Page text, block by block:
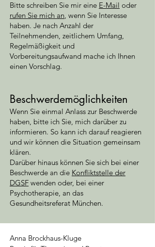
Bitte schreiben Sie mir eine E-Mail oder
rufen Sie mich an, wenn Sie Interesse
haben. Je nach Anzahl der
Teilnehmenden, zeitlichem Umfang,
Regelmäßigkeit und
Vorbereitungsaufwand mache ich Ihnen
einen Vorschlag.
Beschwerdemöglichkeiten
Wenn Sie einmal Anlass zur Beschwerde
haben, bitte ich Sie, mich darüber zu
informieren. So kann ich darauf reagieren
und wir können die Situation gemeinsam
klären.
Darüber hinaus können Sie sich bei einer
Beschwerde an die Konfliktstelle der
DGSF wenden oder, bei einer
Psychotherapie, an das
Gesundheitsreferat München.
Anna Brockhaus-Kluge